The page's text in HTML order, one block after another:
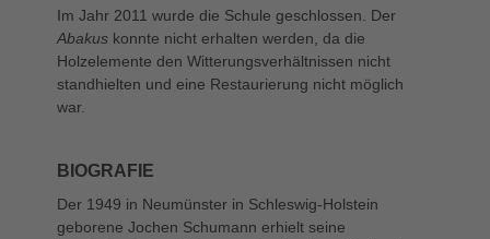
Im Jahr 2011 wurde die Schule geschlossen. Der
Abakus konnte nicht erhalten werden, da die
Holzelemente den Witterungsverhältnissen nicht
standhielten und eine Restaurierung nicht möglich
war.
BIOGRAFIE
Der 1949 in Neumünster in Schleswig-Holstein
geborene Jochen Schumann erhielt seine